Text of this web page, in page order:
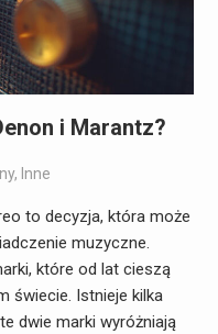
i Marantz?
, Inne
to decyzja, która może
muzyczne.
które od lat cieszą
świecie. Istnieje kilka
dwie marki wyróżniają